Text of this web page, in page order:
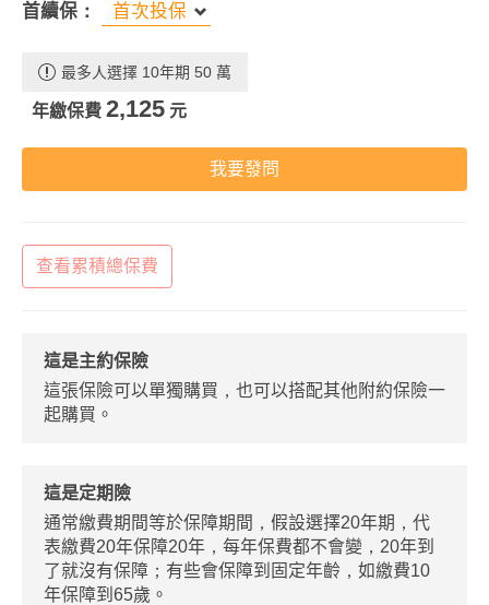
首續保：
最多人選擇 10年期 50 萬
年繳保費 2,125 元
我要發問
查看累積總保費
這是主約保險
這張保險可以單獨購買，也可以搭配其他附約保險一
起購買。
這是定期險
通常繳費期間等於保障期間，假設選擇20年期，代
表繳費20年保障20年，每年保費都不會變，20年到
了就沒有保障；有些會保障到固定年齡，如繳費10
年保障到65歲。